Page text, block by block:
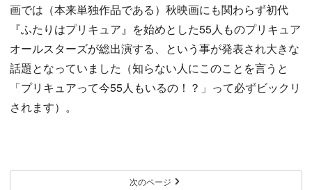
画では（本来単独作品である）秋映画にも関わらず初代
『ふたりはプリキュア』を始めとした55人ものプリキュア
オールスターズが総出演する、という事が発表され大きな
話題となっていました（知らない人にこのことを言うと
「プリキュアって今55人もいるの！？」って必ずビックリ
されます）。
次のページ